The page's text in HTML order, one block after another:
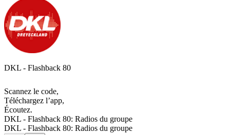
DKL - Flashback 80
Scannez le code,
Téléchargez l’app,
Écoutez.
DKL - Flashback 80: Radios du groupe
DKL - Flashback 80: Radios du groupe